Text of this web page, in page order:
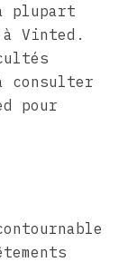
plupart
Vinted.
consulter
pour